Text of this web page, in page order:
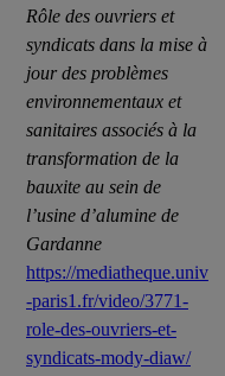
Rôle des ouvriers et
syndicats dans la mise à
jour des problèmes
environnementaux et
sanitaires associés à la
transformation de la
bauxite au sein de
l’usine d’alumine de
Gardanne
https://mediatheque.univ
-paris1.fr/video/3771-
role-des-ouvriers-et-
syndicats-mody-diaw/